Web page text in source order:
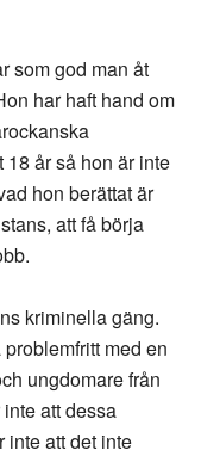
som god man åt
har haft hand om
år så hon är inte
hon berättat är
att få börja
kriminella gäng.
med en
ungdomare från
att dessa
inte att det inte